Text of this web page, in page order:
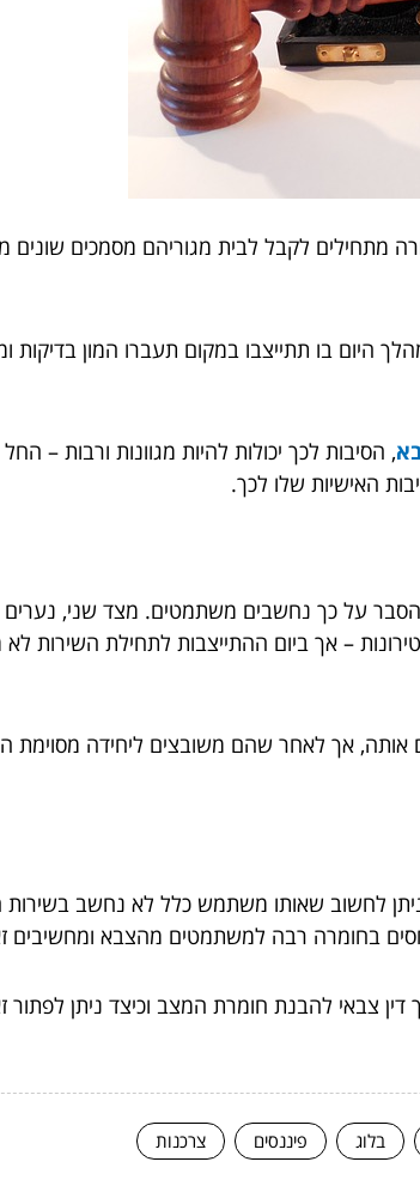
אזרח ישראלי חייב לעשות שירות צבאי. כבר בגיל 16 כל בחור ובחורה מתחילים לקבל לבית
היום בו תתייצבו במקום תעברו המון בדיקות
, הסיבות לכך יכולות להיות מגוונות ורבות –
האישיות שלו לכך.
על כך נחשבים משתמטים. מצד שני, נערים
– אך ביום ההתייצבות לתחילת השירות
אותה, אך לאחר שהם משובצים ליחידה מסוימת
לחשוב שאותו משתמש כלל לא נחשב בשירות
בחומרה רבה למשתמטים מהצבא ומחשיבים
צבאי להבנת חומרת המצב וכיצד ניתן לפתור
בלוג פיננסים צרכנות